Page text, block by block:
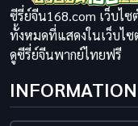
ซีรี่ย์จีน168.com เว็บไซ
ทั้งหมดที่แสดงในเว็บไ
ดูซีรี่ย์จีนพากย์ไทยฟรี
INFORMATION